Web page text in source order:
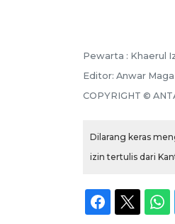
Pewarta : Khaerul
Editor: Anwar Maga
COPYRIGHT ©
Dilarang keras
izin tertulis dari